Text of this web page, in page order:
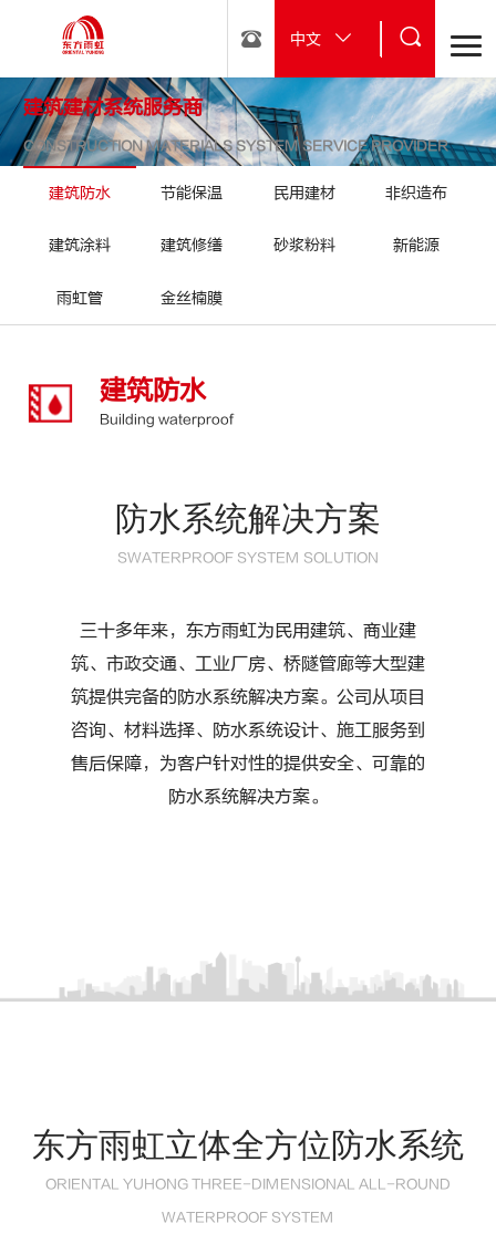
中文
建筑建材系统服务商
CONSTRUCTION MATERIALS SYSTEM SERVICE PROVIDER
建筑防水 节能保温 民用建材 非织造布
建筑涂料 建筑修缮 砂浆粉料 新能源
雨虹管 金丝楠膜
建筑防水
Building waterproof
防水系统解决方案
SWATERPROOF SYSTEM SOLUTION
三十多年来，东方雨虹为民用建筑、商业建
筑、市政交通、工业厂房、桥隧管廊等大型建
筑提供完备的防水系统解决方案。公司从项目
咨询、材料选择、防水系统设计、施工服务到
售后保障，为客户针对性的提供安全、可靠的
防水系统解决方案。
东方雨虹立体全方位防水系统
ORIENTAL YUHONG THREE-DIMENSIONAL ALL-ROUND
WATERPROOF SYSTEM